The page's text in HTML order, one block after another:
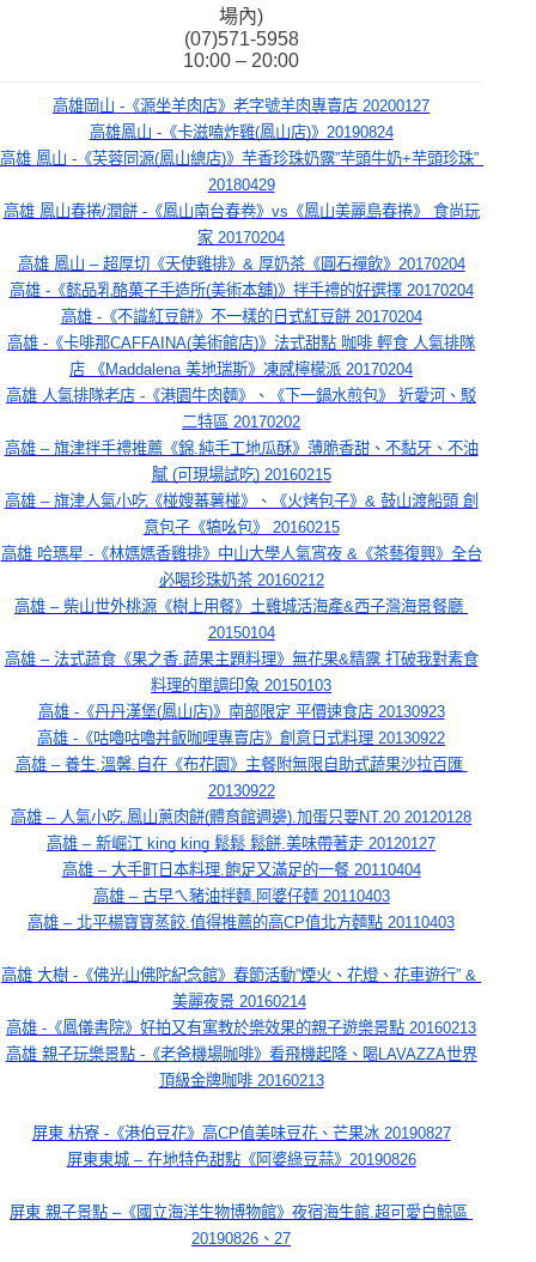
場內)
(07)571-5958
10:00 – 20:00
高雄岡山 -《源坐羊肉店》老字號羊肉專賣店 20200127
高雄鳳山 -《卡滋嗑炸雞(鳳山店)》20190824
高雄 鳳山 -《芙蓉同源(鳳山總店)》芋香珍珠奶露”芋頭牛奶+芋頭珍珠”
20180429
高雄 鳳山春捲/潤餅 -《鳳山南台春卷》vs《鳳山美麗島春捲》 食尚玩
家 20170204
高雄 鳳山 – 超厚切《天使雞排》& 厚奶茶《圓石禪飲》20170204
高雄 -《懿品乳酪菓子手造所(美術本舖)》拌手禮的好選擇 20170204
高雄 -《不識紅豆餅》不一樣的日式紅豆餅 20170204
高雄 -《卡啡那CAFFAINA(美術館店)》法式甜點 咖啡 輕食 人氣排隊
店 《Maddalena 美地瑞斯》凍感檸檬派 20170204
高雄 人氣排隊老店 -《港園牛肉麵》、《下一鍋水煎包》 近愛河、駁
二特區 20170202
高雄 – 旗津拌手禮推薦《錦.純手工地瓜酥》薄脆香甜、不黏牙、不油
膩 (可現場試吃) 20160215
高雄 – 旗津人氣小吃《椪嫂蕃薯椪》、《火烤包子》& 鼓山渡船頭 創
意包子《犒吆包》 20160215
高雄 哈瑪星 -《林媽媽香雞排》中山大學人氣宵夜 &《茶藝復興》全台
必喝珍珠奶茶 20160212
高雄 – 柴山世外桃源《樹上用餐》土雞城活海產&西子灣海景餐廳
20150104
高雄 – 法式蔬食《果之香.蔬果主題料理》無花果&精露 打破我對素食
料理的單調印象 20150103
高雄 -《丹丹漢堡(鳳山店)》南部限定 平價速食店 20130923
高雄 -《咕嚕咕嚕丼飯咖哩專賣店》創意日式料理 20130922
高雄 – 養生.溫馨.自在《布花園》主餐附無限自助式蔬果沙拉百匯
20130922
高雄 – 人氣小吃.鳳山蔥肉餅(體育館週邊).加蛋只要NT.20 20120128
高雄 – 新崛江 king king 鬆鬆 鬆餅.美味帶著走 20120127
高雄 – 大手町日本料理.飽足又滿足的一餐 20110404
高雄 – 古早ㄟ豬油拌麵.阿婆仔麵 20110403
高雄 – 北平楊寶寶蒸餃.值得推薦的高CP值北方麵點 20110403
高雄 大樹 -《佛光山佛陀紀念館》春節活動”煙火、花燈、花車遊行” &
美麗夜景 20160214
高雄 -《鳳儀書院》好拍又有寓教於樂效果的親子遊樂景點 20160213
高雄 親子玩樂景點 -《老爸機場咖啡》看飛機起降、喝LAVAZZA世界
頂級金牌咖啡 20160213
屏東 枋寮 -《港伯豆花》高CP值美味豆花、芒果冰 20190827
屏東東城 – 在地特色甜點《阿婆綠豆蒜》20190826
屏東 親子景點 –《國立海洋生物博物館》夜宿海生館.超可愛白鯨區
20190826、27